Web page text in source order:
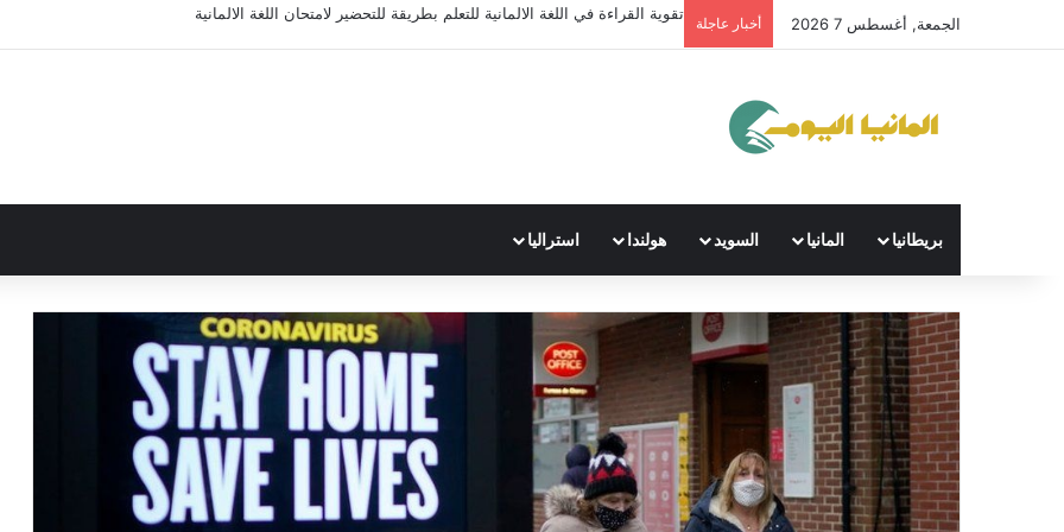
الجمعة, أغسطس 7 2026 أخبار عاجلة
تقوية القراءة في اللغة الالمانية للتعلم بطريقة للتحضير لامتحان اللغة الالمانية
بريطانيا المانيا السويد هولندا استراليا